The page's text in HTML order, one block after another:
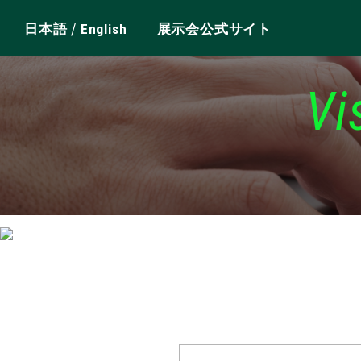
日本語/ English 展示会公式サイト